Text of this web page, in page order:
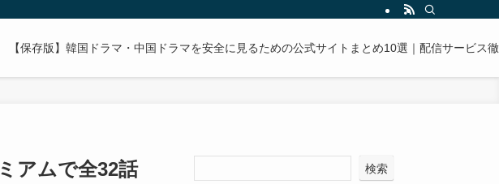
【保存版】韓国ドラマ・中国ドラマを安全に見るための公式サイトまとめ10選｜配信サービス
アムで全32話
検索